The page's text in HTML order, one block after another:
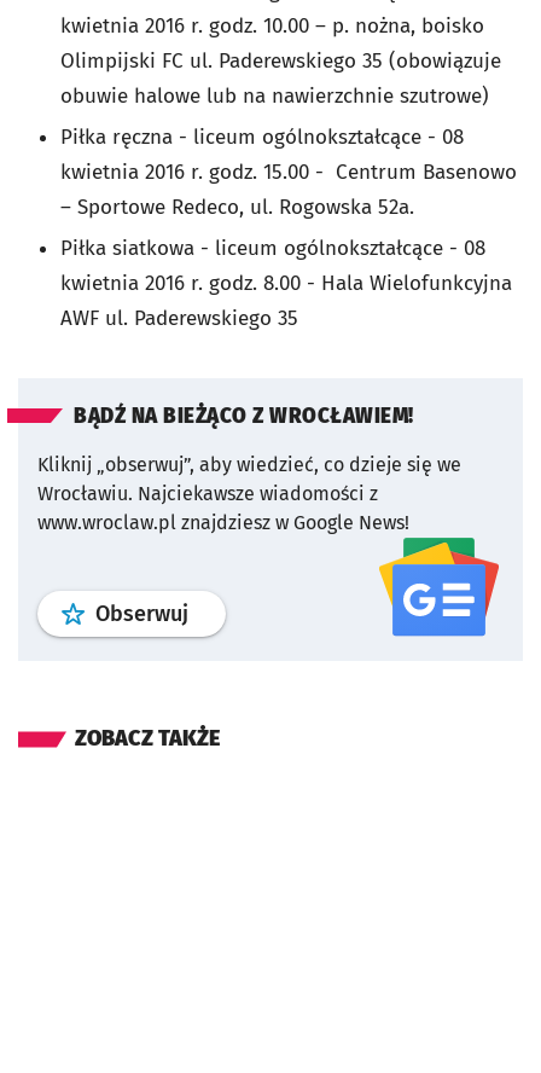
kwietnia 2016 r. godz. 10.00 – p. nożna, boisko
Olimpijski FC ul. Paderewskiego 35 (obowiązuje
obuwie halowe lub na nawierzchnie szutrowe)
Piłka ręczna - liceum ogólnokształcące - 08
kwietnia 2016 r. godz. 15.00 - Centrum Basenowo
– Sportowe Redeco, ul. Rogowska 52a.
Piłka siatkowa - liceum ogólnokształcące - 08
kwietnia 2016 r. godz. 8.00 - Hala Wielofunkcyjna
AWF ul. Paderewskiego 35
BĄDŹ NA BIEŻĄCO Z WROCŁAWIEM!
Kliknij „obserwuj”, aby wiedzieć, co dzieje się we
Wrocławiu. Najciekawsze wiadomości z
www.wroclaw.pl znajdziesz w Google News!
Obserwuj profil serwisu
ZOBACZ TAKŻE